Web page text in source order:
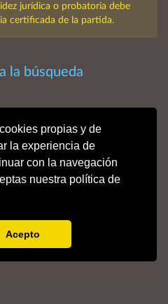
propias y de
la experiencia de
con la navegación
nuestra política de
Acepto
jurídica o probatoria debe
certificada de la partida.
la búsqueda
Sebastián, Archivo Histórico
reservados.
de interés
Dónde estamos